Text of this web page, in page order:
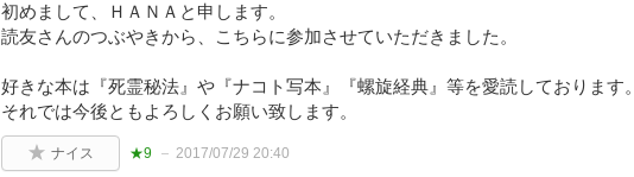
初めまして、ＨＡＮＡと申します。
読友さんのつぶやきから、こちらに参加させていただきました。
好きな本は『死霊秘法』や『ナコト写本』『螺旋経典』等を愛読しております。
それでは今後ともよろしくお願い致します。
ナイス ★9 2017/07/29 20:40